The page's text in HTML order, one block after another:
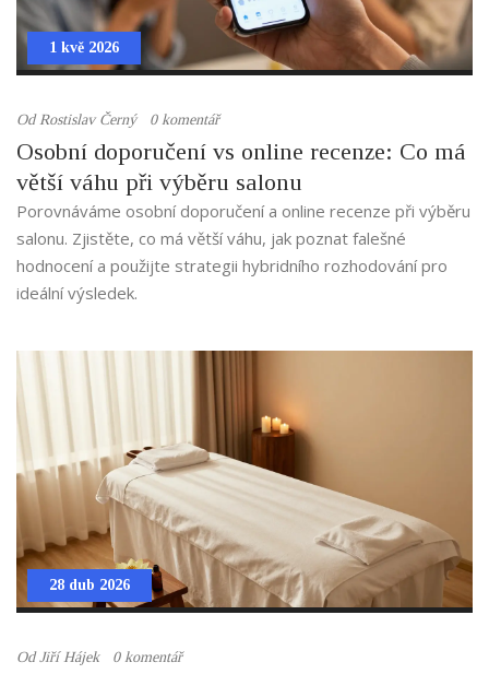
1 kvě 2026
OdRostislav Černý 0 komentář
Osobní doporučení vs online recenze: Co má
větší váhu při výběru salonu
Porovnáváme osobní doporučení a online recenze při výběru
salonu. Zjistěte, co má větší váhu, jak poznat falešné
hodnocení a použijte strategii hybridního rozhodování pro
ideální výsledek.
28 dub 2026
OdJiří Hájek 0 komentář